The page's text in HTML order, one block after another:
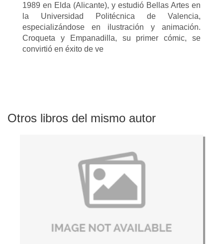
1989 en Elda (Alicante), y estudió Bellas Artes en
la Universidad Politécnica de Valencia,
especializándose en ilustración y animación.
Croqueta y Empanadilla, su primer cómic, se
convirtió en éxito de ve
Otros libros del mismo autor